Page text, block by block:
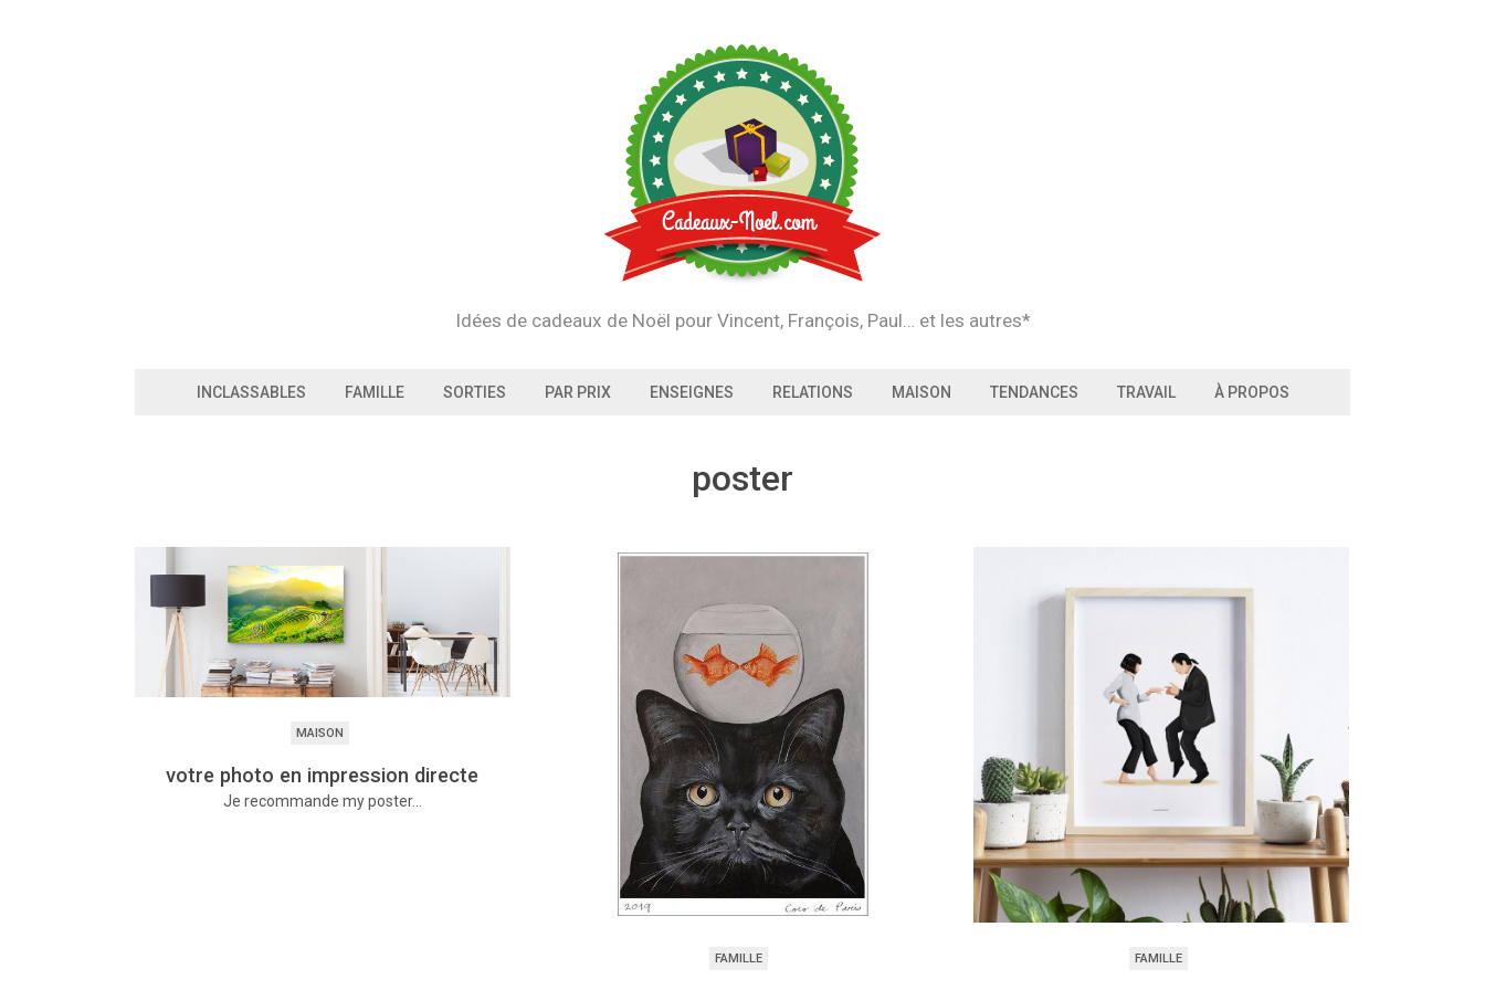
Idées de cadeaux de Noël pour Vincent, François, Paul… et les autres*
INCLASSABLES FAMILLE SORTIES PAR PRIX ENSEIGNES RELATIONS MAISON TENDANCES TRAVAIL À PROPOS
poster
MAISON
votre photo en impression directe
Je recommande my poster…
FAMILLE FAMILLE